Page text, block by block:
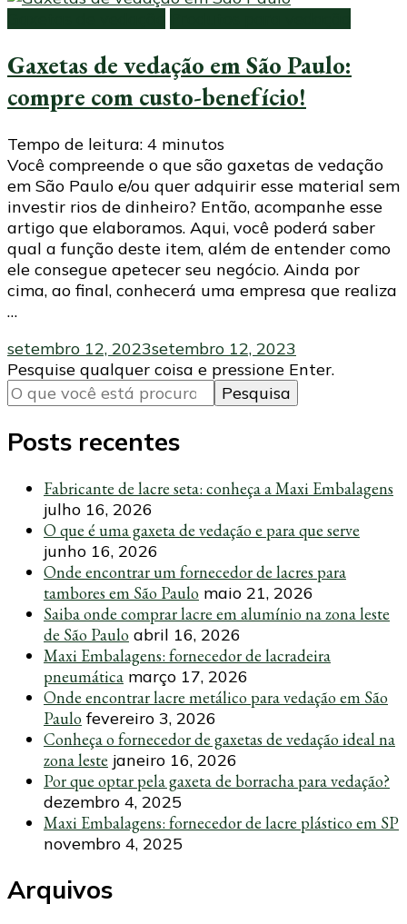
Gaxetas de vedação em São Paulo:
compre com custo-benefício!
Tempo de leitura: 4 minutos
Você compreende o que são gaxetas de vedação
em São Paulo e/ou quer adquirir esse material sem
investir rios de dinheiro? Então, acompanhe esse
artigo que elaboramos. Aqui, você poderá saber
qual a função deste item, além de entender como
ele consegue apetecer seu negócio. Ainda por
cima, ao final, conhecerá uma empresa que realiza
…
setembro 12, 2023setembro 12, 2023
Procurando
algo?
Pesquise qualquer coisa e pressione Enter.
Posts recentes
Fabricante de lacre seta: conheça a Maxi Embalagens
julho 16, 2026
O que é uma gaxeta de vedação e para que serve
junho 16, 2026
Onde encontrar um fornecedor de lacres para
tambores em São Paulo maio 21, 2026
Saiba onde comprar lacre em alumínio na zona leste
de São Paulo abril 16, 2026
Maxi Embalagens: fornecedor de lacradeira
pneumática março 17, 2026
Onde encontrar lacre metálico para vedação em São
Paulo fevereiro 3, 2026
Conheça o fornecedor de gaxetas de vedação ideal na
zona leste janeiro 16, 2026
Por que optar pela gaxeta de borracha para vedação?
dezembro 4, 2025
Maxi Embalagens: fornecedor de lacre plástico em SP
novembro 4, 2025
Arquivos